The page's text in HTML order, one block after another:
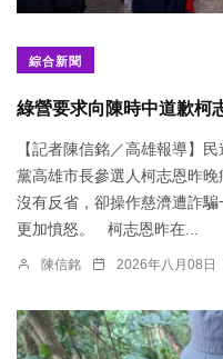
綜合新聞
綠營要求向陳時中道歉柯
【記者陳信銘／高雄報導】
黨高雄市長參選人柯志恩昨
沒有反省，卻操作慈濟遭詐
更加憤怒。 柯志恩昨在...
陳信銘 2026年八月08日